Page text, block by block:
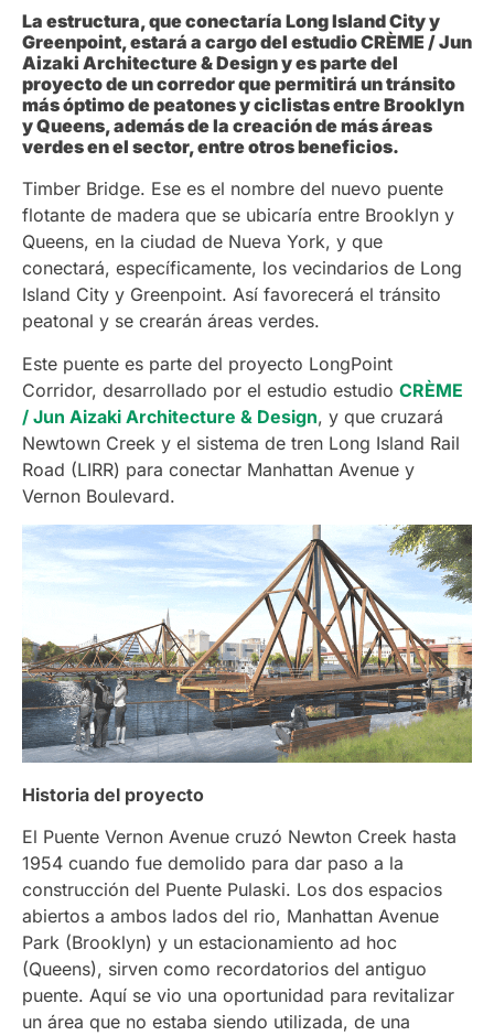
La estructura, que conectaría Long Island City y
Greenpoint, estará a cargo del estudio CRÈME / Jun
Aizaki Architecture & Design y es parte del
proyecto de un corredor que permitirá un tránsito
más óptimo de peatones y ciclistas entre Brooklyn
y Queens, además de la creación de más áreas
verdes en el sector, entre otros beneficios.
Timber Bridge. Ese es el nombre del nuevo puente
flotante de madera que se ubicaría entre Brooklyn y
Queens, en la ciudad de Nueva York, y que
conectará, específicamente, los vecindarios de Long
Island City y Greenpoint. Así favorecerá el tránsito
peatonal y se crearán áreas verdes.
Este puente es parte del proyecto LongPoint
Corridor, desarrollado por el estudio estudio CRÈME
/ Jun Aizaki Architecture & Design, y que cruzará
Newtown Creek y el sistema de tren Long Island Rail
Road (LIRR) para conectar Manhattan Avenue y
Vernon Boulevard.
Historia del proyecto
El Puente Vernon Avenue cruzó Newton Creek hasta
1954 cuando fue demolido para dar paso a la
construcción del Puente Pulaski. Los dos espacios
abiertos a ambos lados del rio, Manhattan Avenue
Park (Brooklyn) y un estacionamiento ad hoc
(Queens), sirven como recordatorios del antiguo
puente. Aquí se vio una oportunidad para revitalizar
un área que no estaba siendo utilizada, de una